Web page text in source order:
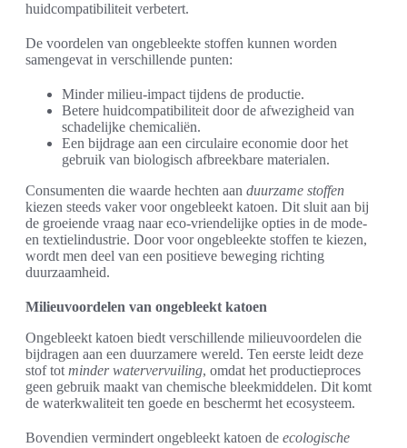
huidcompatibiliteit verbetert.
De voordelen van ongebleekte stoffen kunnen worden
samengevat in verschillende punten:
Minder milieu-impact tijdens de productie.
Betere huidcompatibiliteit door de afwezigheid van
schadelijke chemicaliën.
Een bijdrage aan een circulaire economie door het
gebruik van biologisch afbreekbare materialen.
Consumenten die waarde hechten aan duurzame stoffen
kiezen steeds vaker voor ongebleekt katoen. Dit sluit aan bij
de groeiende vraag naar eco-vriendelijke opties in de mode-
en textielindustrie. Door voor ongebleekte stoffen te kiezen,
wordt men deel van een positieve beweging richting
duurzaamheid.
Milieuvoordelen van ongebleekt katoen
Ongebleekt katoen biedt verschillende milieuvoordelen die
bijdragen aan een duurzamere wereld. Ten eerste leidt deze
stof tot minder watervervuiling, omdat het productieproces
geen gebruik maakt van chemische bleekmiddelen. Dit komt
de waterkwaliteit ten goede en beschermt het ecosysteem.
Bovendien vermindert ongebleekt katoen de ecologische